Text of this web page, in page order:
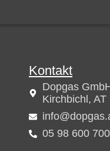
Kontakt
Dopgas
Kirchbichl, AT
05 98 600 700